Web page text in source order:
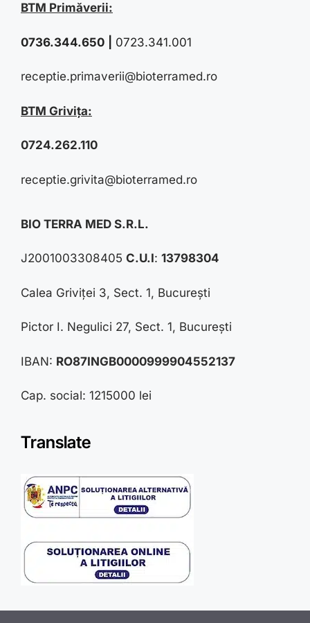
BTM Primăverii:
0736.344.650 0723.341.001
receptie.primaverii@bioterramed.ro
BTM Grivița:
0724.262.110
receptie.grivita@bioterramed.ro
BIO TERRA MED S.R.L.
J2001003308405 C.U.I: 13798304
Calea Griviței 3, Sect. 1, București
Pictor I. Negulici 27, Sect. 1, București
IBAN: RO87INGB0000999904552137
Cap. social: 1215000 lei
Translate